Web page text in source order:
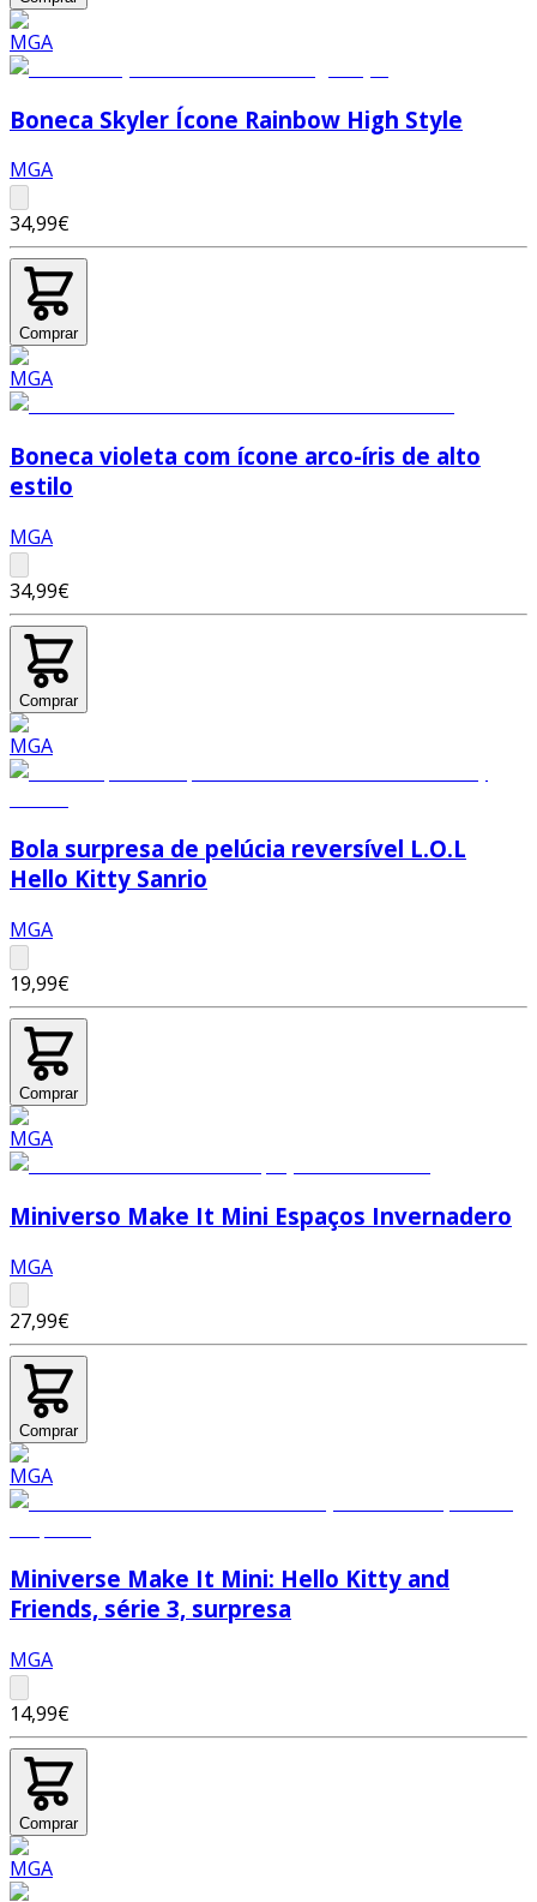
Boneca Skyler Ícone Rainbow High Style
MGA
34,99€
Comprar
Boneca violeta com ícone arco-íris de alto
estilo
MGA
34,99€
Comprar
Bola surpresa de pelúcia reversível L.O.L
Hello Kitty Sanrio
MGA
19,99€
Comprar
Miniverso Make It Mini Espaços Invernadero
MGA
27,99€
Comprar
Miniverse Make It Mini: Hello Kitty and
Friends, série 3, surpresa
MGA
14,99€
Comprar